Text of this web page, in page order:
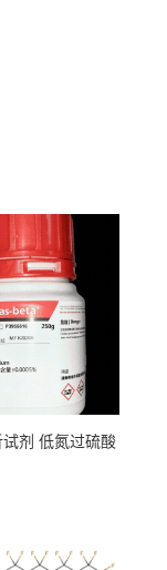
试剂 低氮过硫酸